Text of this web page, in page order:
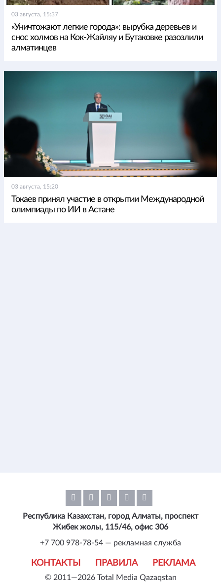
03 августа, 15:37
«Уничтожают легкие города»: вырубка деревьев и
снос холмов на Кок-Жайляу и Бутаковке разозлили
алматинцев
03 августа, 15:20
Токаев принял участие в открытии Международной
олимпиады по ИИ в Астане
© 2011—2026 Total Media Qazaqstan
КОНТАКТЫ ПРАВИЛА РЕКЛАМА
Республика Казахстан, город Алматы, проспект
Жибек жолы, 115/46, офис 306
+7 700 978-78-54 — рекламная служба